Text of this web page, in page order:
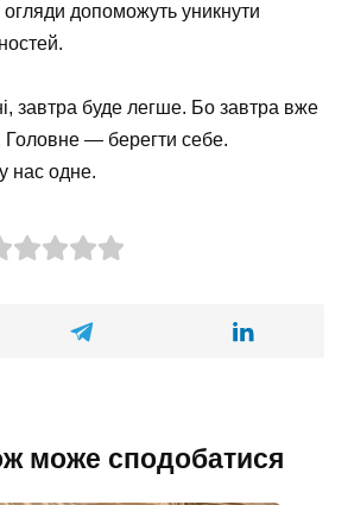
огляди допоможуть уникнути
завтра буде легше. Бо завтра вже
— берегти себе.
нас одне.
може сподобатися